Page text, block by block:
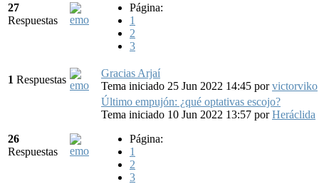
27
Respuestas
Página:
1
2
3
1 Respuestas
Gracias Arjaí
Tema iniciado 25 Jun 2022 14:45 porvictorviko
26
Respuestas
Último empujón: ¿qué optativas escojo?
Tema iniciado 10 Jun 2022 13:57 porHeráclida
Página:
1
2
3